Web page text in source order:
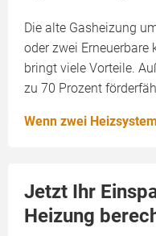
Die alte Gasheizung
oder zwei Erneuerbare
bringt viele Vorteile.
zu 70 Prozent
Wenn zwei
Jetzt Ihr
Heizung